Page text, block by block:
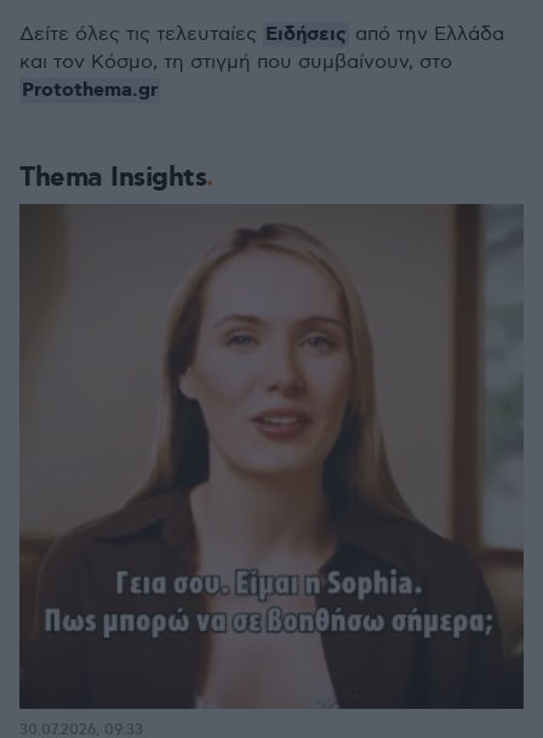
Thema Insights
30.07.2026, 09:33
Δείτε όλες τις τελευταίες Ειδήσεις από την Ελλάδα
και τον Κόσμο, τη στιγμή που συμβαίνουν, στο
Protothema.gr